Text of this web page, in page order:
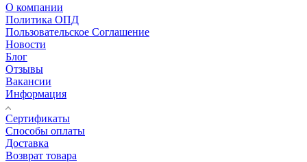
О компании
Политика ОПД
Пользовательское Соглашение
Новости
Блог
Отзывы
Вакансии
Информация
Сертификаты
Способы оплаты
Доставка
Возврат товара